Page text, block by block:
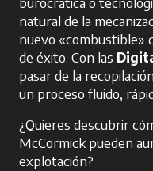
natural de la
nuevo «combustible»
de éxito. Con las
pasar de la
un proceso fluido,
¿Quieres descubrir
McCormick pueden
explotación?